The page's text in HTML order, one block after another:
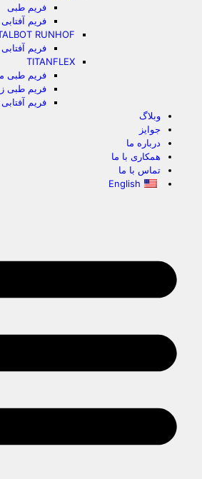
فریم طبی
فریم آفتابی
RUNHOF
فریم آفتابی
TITANFLEX
فریم طبی
فریم طبی
فریم آفتابی
وبلاگ
جوایز
درباره ما
همکاری با ما
تماس با ما
English